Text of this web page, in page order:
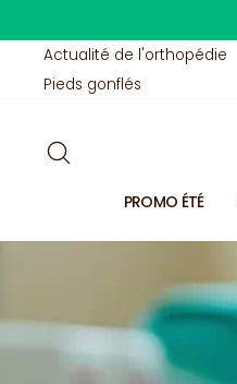
contenuActualité de l'orthopédie
Pieds gonflés
PROMO ÉTÉ